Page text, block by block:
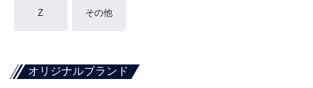
Z その他
オリジナルブランド